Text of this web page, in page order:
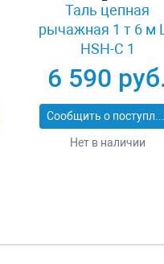
Таль цепная
рычажная 1 т 6 м
HSH-C 1
6 590
Сообщить о поступлении
Нет в наличии